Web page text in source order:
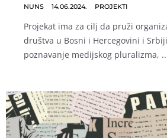
NUNS 14.06.2024. PROJEKTI
Projekat ima za cilj da pruži
društva u Bosni i Hercegovini i
poznavanje medijskog pluralizma,